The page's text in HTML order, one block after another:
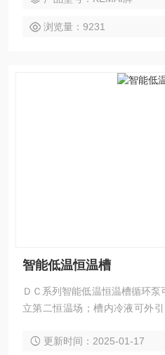
浏览量：9231
智能低温恒温槽
ＤＣ系列智能低温恒温槽循环
立第二恒温场；槽内冷液可外
更新时间：2025-01-17